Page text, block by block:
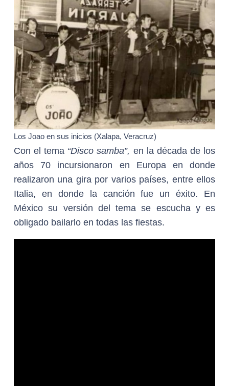
Los Joao en sus inicios (Xalapa, Veracruz)
Con el tema “Disco samba”, en la década de los
años 70 incursionaron en Europa en donde
realizaron una gira por varios países, entre ellos
Italia, en donde la canción fue un éxito. En
México su versión del tema se escucha y es
obligado bailarlo en todas las fiestas.